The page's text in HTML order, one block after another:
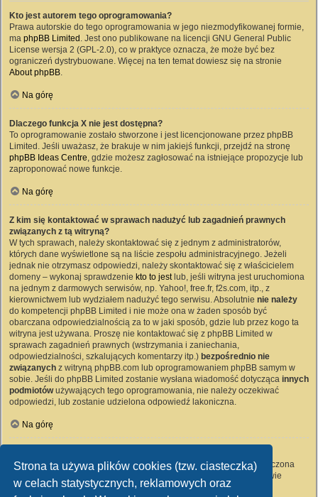
Strona ta używa plików cookies (tzw. ciasteczka)
w celach statystycznych, reklamowych oraz
Kto jest autorem tego oprogramowania?
Prawa autorskie do tego oprogramowania w jego niezmodyfikowanej formie,
ma phpBB Limited . Jest ono publikowane na licencji GNU General Public
License wersja 2 (GPL-2.0), co w praktyce oznacza, że może być bez
ograniczeń dystrybuowane. Więcej na ten temat dowiesz się na stronie
About phpBB.
Na górę
Dlaczego funkcja X nie jest dostępna?
To oprogramowanie zostało stworzone i jest licencjonowane przez phpBB
Limited. Jeśli uważasz, że brakuje w nim jakiejś funkcji, przejdź na stronę
phpBB Ideas Centre, gdzie możesz zagłosować na istniejące propozycje lub
zaproponować nowe funkcje.
Na górę
Z kim się kontaktować w sprawach nadużyć lub zagadnień prawnych
związanych z tą witryną?
W tych sprawach, należy skontaktować się z jednym z administratorów,
których dane wyświetlone są na liście zespołu administracyjnego. Jeżeli
jednak nie otrzymasz odpowiedzi, należy skontaktować się z właścicielem
domeny – wykonaj sprawdzenie kto to jestlub, jeśli witryna jest uruchomiona
na jednym z darmowych serwisów, np. Yahoo!, free.fr, f2s.com, itp., z
kierownictwem lub wydziałem nadużyć tego serwisu. Absolutnie nie należy
do kompetencji phpBB Limited i nie może ona w żaden sposób być
obarczana odpowiedzialnością za to w jaki sposób, gdzie lub przez kogo ta
witryna jest używana. Proszę nie kontaktować się z phpBB Limited w
sprawach zagadnień prawnych (wstrzymania i zaniechania,
odpowiedzialności, szkalujących komentarzy itp.) bezpośrednio nie
związanych z witryną phpBB.com lub oprogramowaniem phpBB samym w
sobie. Jeśli do phpBB Limited zostanie wysłana wiadomość dotycząca innych
podmiotówużywających tego oprogramowania, nie należy oczekiwać
odpowiedzi, lub zostanie udzielona odpowiedź lakoniczna.
Na górę
Wszyscy użytkownicy witryny mogą używać – jeśli funkcja ta jest włączona
przez administratora witryny – formularza „Kontakt z nami”. Członkowie
witryny mogą także używać odnośnika „Zespół administracyjny”.